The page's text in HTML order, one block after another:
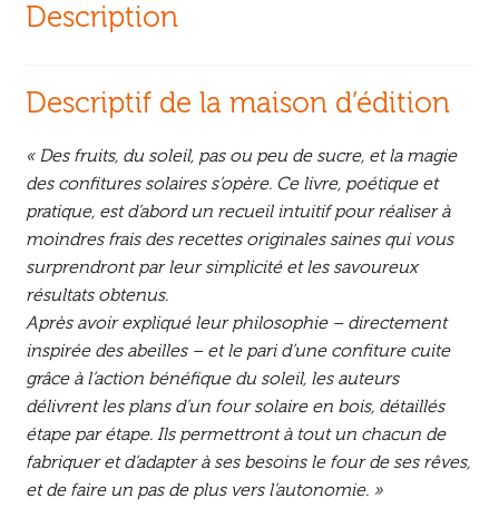
Description
Descriptif de la maison d’édition
« Des fruits, du soleil, pas ou peu de sucre, et la magie
des confitures solaires s’opère. Ce livre, poétique et
pratique, est d’abord un recueil intuitif pour réaliser à
moindres frais des recettes originales saines qui vous
surprendront par leur simplicité et les savoureux
résultats obtenus.
Après avoir expliqué leur philosophie – directement
inspirée des abeilles – et le pari d’une confiture cuite
grâce à l’action bénéfique du soleil, les auteurs
délivrent les plans d’un four solaire en bois, détaillés
étape par étape. Ils permettront à tout un chacun de
fabriquer et d’adapter à ses besoins le four de ses rêves,
et de faire un pas de plus vers l’autonomie. »